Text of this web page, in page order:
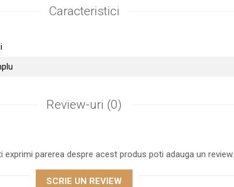
Caracteristici
Review-uri (0)
exprimi parerea despre acest produs poti adauga un review.
SCRIE UN REVIEW